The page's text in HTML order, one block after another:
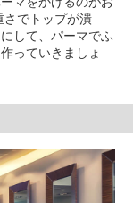
さでトップが潰
して、パーマでふ
っていきましょ